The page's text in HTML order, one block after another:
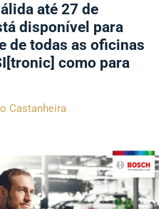
até 27 de
disponível para
de todas as oficinas
como para
Castanheira